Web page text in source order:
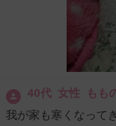
40代 女性 もも
我が家も寒くなって